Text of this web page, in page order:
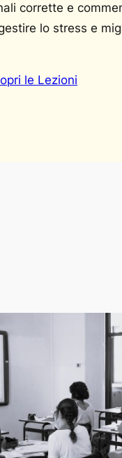
corrette e
lo stress e
le Lezioni